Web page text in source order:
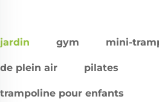
jardin gym mini-
de plein air pilates
trampoline pour enfants